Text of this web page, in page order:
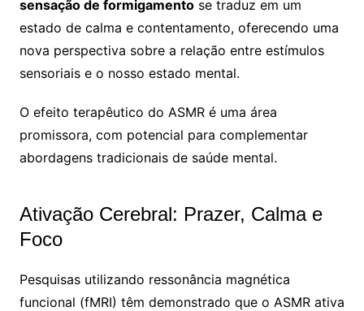
sensação de formigamentose traduz em um
estado de calma e contentamento, oferecendo uma
nova perspectiva sobre a relação entre estímulos
sensoriais e o nosso estado mental.
O efeito terapêutico do ASMR é uma área
promissora, com potencial para complementar
abordagens tradicionais de saúde mental.
Ativação Cerebral: Prazer, Calma e
Foco
Pesquisas utilizando ressonância magnética
funcional (fMRI) têm demonstrado que o ASMR ativa